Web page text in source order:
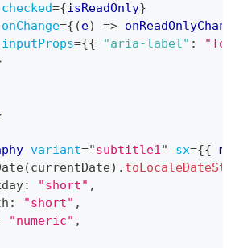
checked={isReadOnly}
onChange={ (e) =>
inputProps={{ "aria-label" :
variant="subtitle1" sx={{ ml
(currentDate) .
: "short" ,
: "short" ,
"numeric" ,